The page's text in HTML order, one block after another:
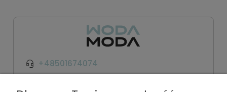
+48501674074